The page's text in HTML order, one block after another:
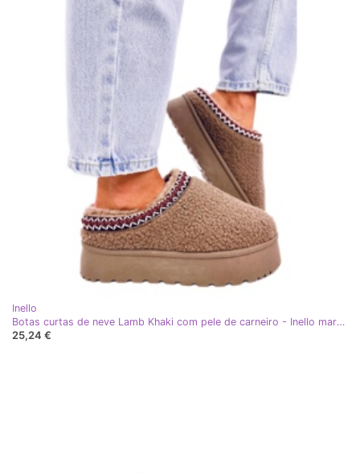
Inello
Botas curtas de neve Lamb Khaki com pele de carneiro - Inello marrom
25,24 €